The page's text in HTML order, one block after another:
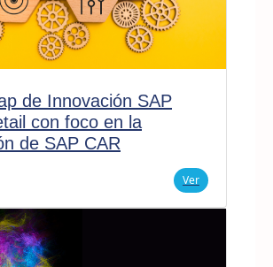
de Innovación SAP
con foco en la
de SAP CAR
Ver